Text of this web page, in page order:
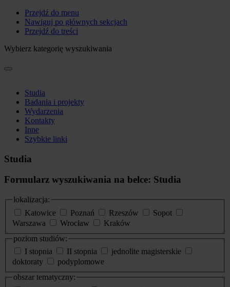
Przejdź do menu
Nawiguj po głównych sekcjach
Przejdź do treści
Wybierz kategorię wyszukiwania
Studia
Badania i projekty
Wydarzenia
Kontakty
Inne
Szybkie linki
Studia
Formularz wyszukiwania na belce: Studia
lokalizacja:
Katowice
Poznań Rzeszów
Sopot
Warszawa
Wrocław
Kraków
poziom studiów:
I stopnia
II stopnia
jednolite magisterskie
doktoraty
podyplomowe
obszar tematyczny: